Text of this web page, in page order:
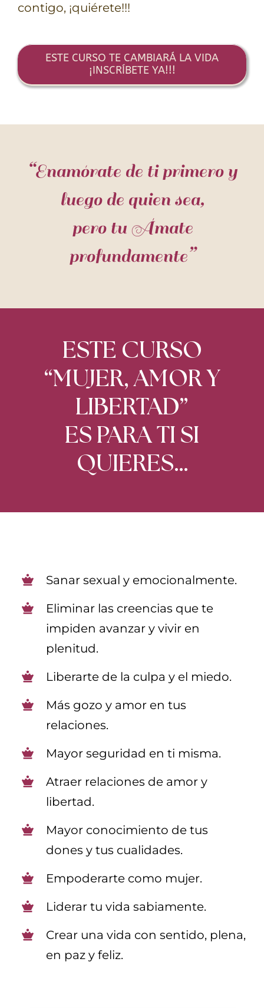
contigo, ¡quiérete!!!
ESTE CURSO TE CAMBIARÁ LA VIDA
¡INSCRÍBETE YA!!!
“Enamórate de ti primero y
luego de quien sea,
pero tu Ámate
profundamente”
ESTE CURSO
“MUJER, AMOR Y
LIBERTAD”
ES PARA TI SI
QUIERES…
Sanar sexual y emocionalmente.
Eliminar las creencias que te
impiden avanzar y vivir en
plenitud.
Liberarte de la culpa y el miedo.
Más gozo y amor en tus
relaciones.
Mayor seguridad en ti misma.
Atraer relaciones de amor y
libertad.
Mayor conocimiento de tus
dones y tus cualidades.
Empoderarte como mujer.
Liderar tu vida sabiamente.
Crear una vida con sentido, plena,
en paz y feliz.